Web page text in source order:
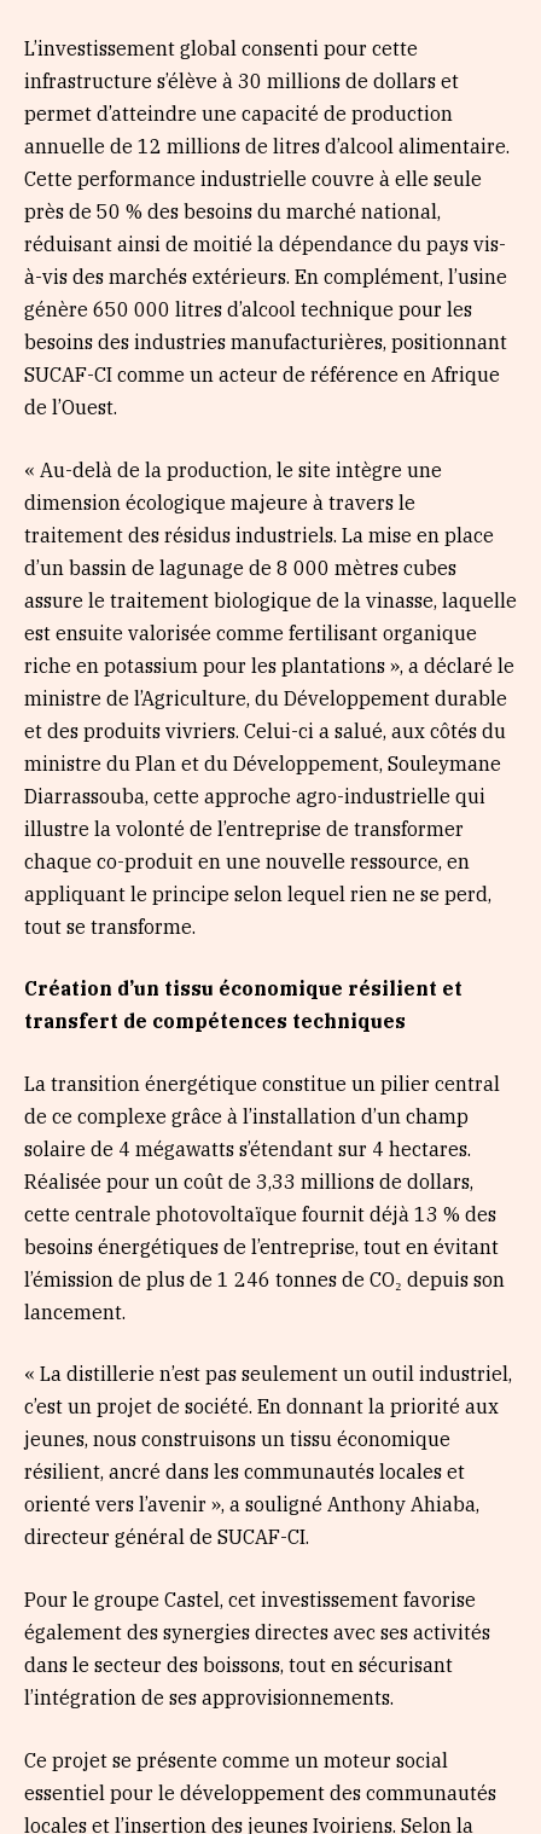
L’investissement global consenti pour cette
infrastructure s’élève à 30 millions de dollars et
permet d’atteindre une capacité de production
annuelle de 12 millions de litres d’alcool alimentaire.
Cette performance industrielle couvre à elle seule
près de 50 % des besoins du marché national,
réduisant ainsi de moitié la dépendance du pays vis-
à-vis des marchés extérieurs. En complément, l’usine
génère 650 000 litres d’alcool technique pour les
besoins des industries manufacturières, positionnant
SUCAF-CI comme un acteur de référence en Afrique
de l’Ouest.
« Au-delà de la production, le site intègre une
dimension écologique majeure à travers le
traitement des résidus industriels. La mise en place
d’un bassin de lagunage de 8 000 mètres cubes
assure le traitement biologique de la vinasse, laquelle
est ensuite valorisée comme fertilisant organique
riche en potassium pour les plantations », a déclaré le
ministre de l’Agriculture, du Développement durable
et des produits vivriers. Celui-ci a salué, aux côtés du
ministre du Plan et du Développement, Souleymane
Diarrassouba, cette approche agro-industrielle qui
illustre la volonté de l’entreprise de transformer
chaque co-produit en une nouvelle ressource, en
appliquant le principe selon lequel rien ne se perd,
tout se transforme.
Création d’un tissu économique résilient et
transfert de compétences techniques
La transition énergétique constitue un pilier central
de ce complexe grâce à l’installation d’un champ
solaire de 4 mégawatts s’étendant sur 4 hectares.
Réalisée pour un coût de 3,33 millions de dollars,
cette centrale photovoltaïque fournit déjà 13 % des
besoins énergétiques de l’entreprise, tout en évitant
l’émission de plus de 1 246 tonnes de CO₂ depuis son
lancement.
« La distillerie n’est pas seulement un outil industriel,
c’est un projet de société. En donnant la priorité aux
jeunes, nous construisons un tissu économique
résilient, ancré dans les communautés locales et
orienté vers l’avenir », a souligné Anthony Ahiaba,
directeur général de SUCAF-CI.
Pour le groupe Castel, cet investissement favorise
également des synergies directes avec ses activités
dans le secteur des boissons, tout en sécurisant
l’intégration de ses approvisionnements.
Ce projet se présente comme un moteur social
essentiel pour le développement des communautés
locales et l’insertion des jeunes Ivoiriens. Selon la